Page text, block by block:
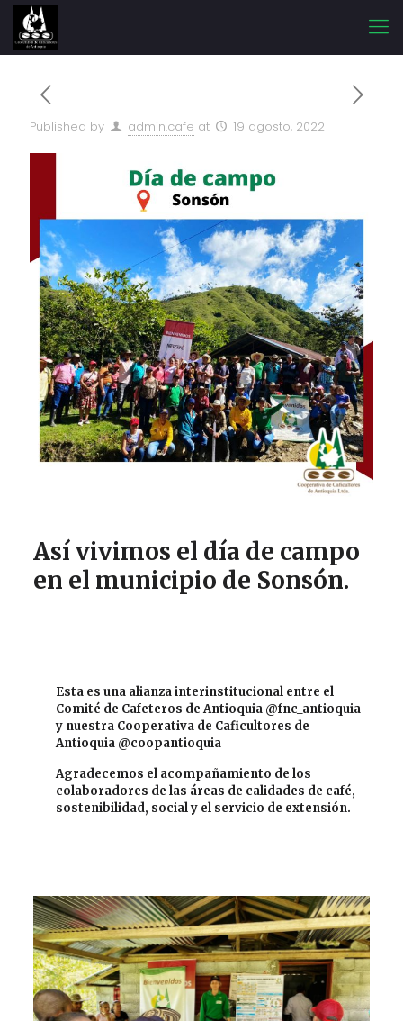
Published by admin.cafe at 19 agosto, 2022
Así vivimos el día de campo
en el municipio de Sonsón.
Esta es una alianza interinstitucional entre el
Comité de Cafeteros de Antioquia @fnc_antioquia
y nuestra Cooperativa de Caficultores de
Antioquia @coopantioquia
Agradecemos el acompañamiento de los
colaboradores de las áreas de calidades de café,
sostenibilidad, social y el servicio de extensión.